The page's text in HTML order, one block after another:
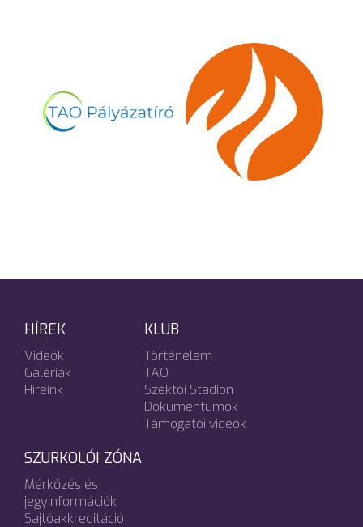
HÍREK
Videók
Galériák
Híreink
KLUB
Történelem
TAO
Széktói Stadion
Dokumentumok
Támogatói videók
SZURKOLÓI ZÓNA
Mérkőzés és
jegyinformációk
Sajtóakkreditáció